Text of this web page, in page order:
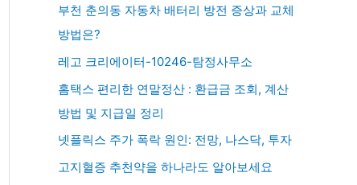
부천 춘의동 자동차 배터리 방전 증상과 교체
방법은?
레고 크리에이터-10246-탐정사무소
홈택스 편리한 연말정산 : 환급금 조회, 계산
방법 및 지급일 정리
넷플릭스 주가 폭락 원인: 전망, 나스닥, 투자
고지혈증 추천약을 하나라도 알아보세요